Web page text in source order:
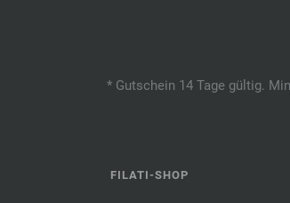
* Gutschein 14 Tage gültig.
FILATI-SHOP